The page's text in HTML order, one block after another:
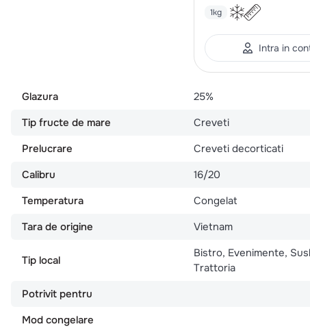
1kg
Intra in
Glazura 25%
Tip fructe de mare
Creveti
Prelucrare
Creveti decorticati
Calibru
16/20
Temperatura
Congelat
Tara de origine
Vietnam
Tip local
Bistro, Evenimente,
Trattoria
Potrivit pentru
Mod congelare